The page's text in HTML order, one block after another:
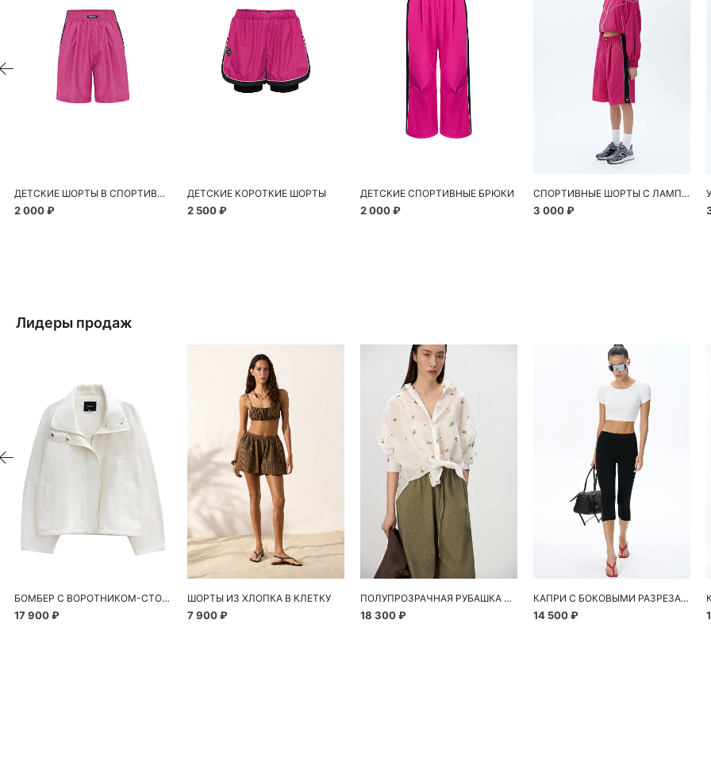
ДЕТСКИЕ ШОРТЫ В СПОРТИВНОМ СТИЛЕ
2 000 ₽
ДЕТСКИЕ КОРОТКИЕ ШОРТЫ
2 500 ₽
ДЕТСКИЕ СПОРТИВНЫЕ БРЮКИ
2 000 ₽
СПОРТИВНЫЕ ШОРТЫ С ЛАМПАСОМ
3 000 ₽
Лидеры продаж
БОМБЕР С ВОРОТНИКОМ-СТОЙКОЙ
17 900 ₽
ШОРТЫ ИЗ ХЛОПКА В КЛЕТКУ
7 900 ₽
ПОЛУПРОЗРАЧНАЯ РУБАШКА С РОМАШКАМИ
18 300 ₽
КАПРИ С БОКОВЫМИ РАЗРЕЗАМИ
14 500 ₽